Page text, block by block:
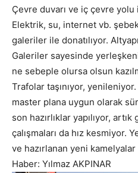
Çevre duvarı ve iç çevre yolu
Elektrik, su, internet vb.
galeriler ile donatılıyor.
Galeriler sayesinde
ne sebeple olursa olsun
Trafolar taşınıyor,
master plana uygun olarak
son hazırlıklar yapılıyor, artık
çalışmaları da hız kesmiyor.
ve hazırlanan yeni
Haber: Yılmaz AKPINAR